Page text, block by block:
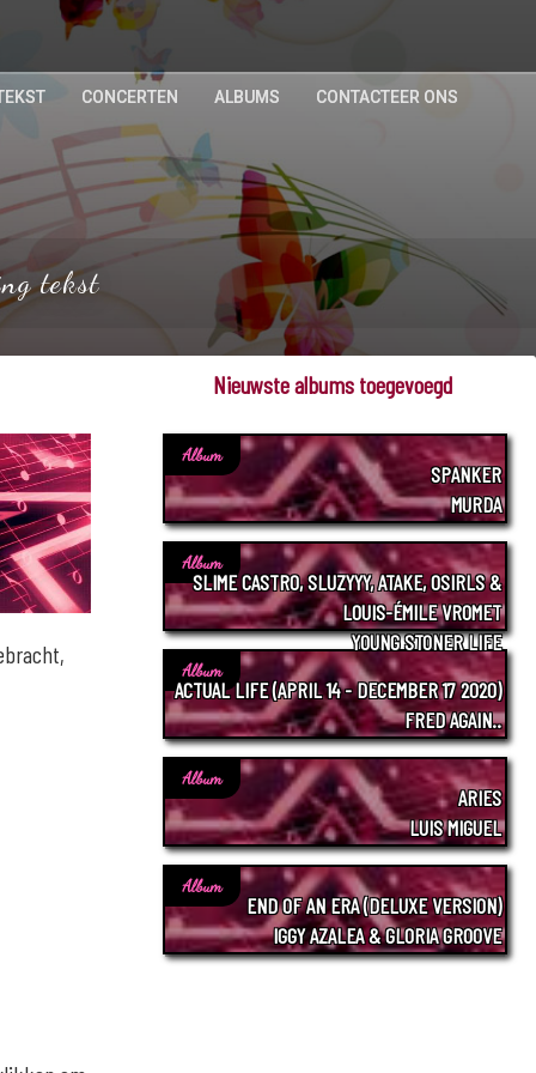
CONCERTEN ALBUMS CONTACTEER ONS
tekst
Nieuwste albums toegevoegd
Album
SPANKER
MURDA
Album
SLIME CASTRO, SLUZYYY, ATAKE, OSIRLS &
LOUIS-ÉMILE VROMET
YOUNG STONER LIFE
Album
ACTUAL LIFE (APRIL 14 - DECEMBER 17 2020)
FRED AGAIN..
Album
ARIES
LUIS MIGUEL
Album
END OF AN ERA (DELUXE VERSION)
IGGY AZALEA & GLORIA GROOVE